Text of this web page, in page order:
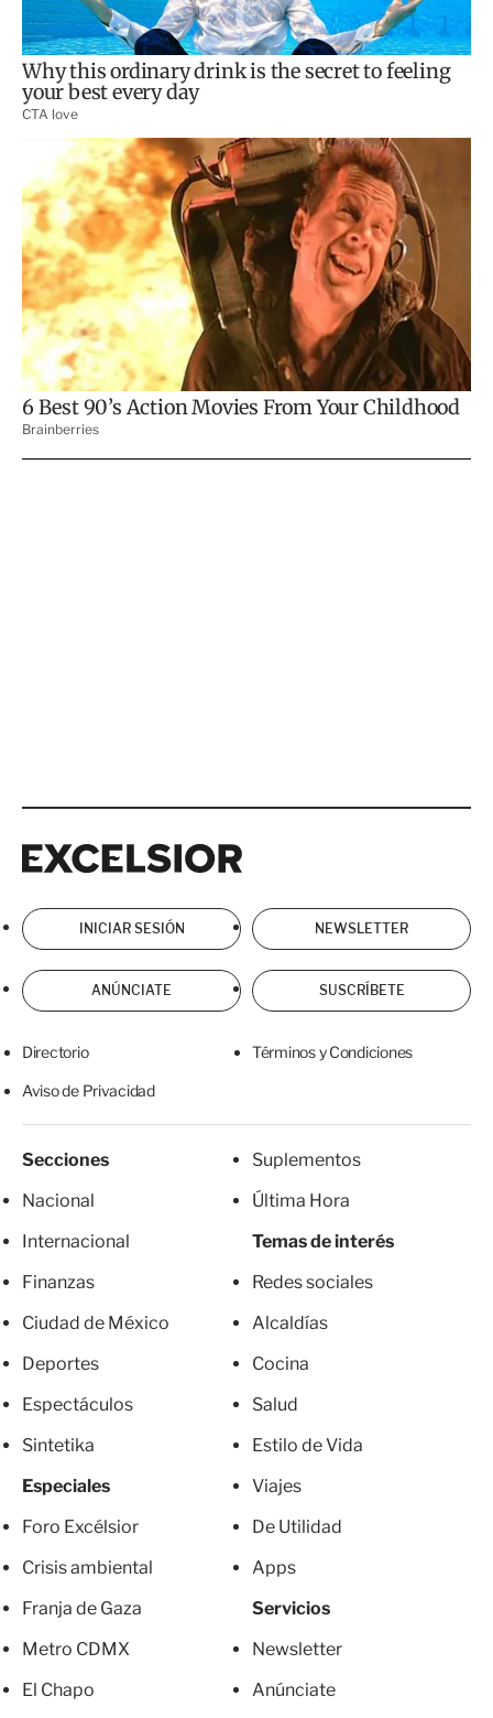
INICIAR SESIÓN NEWSLETTER
ANÚNCIATE SUSCRÍBETE
Directorio Términos y Condiciones
Aviso de Privacidad
Secciones
Nacional
Internacional
Finanzas
Ciudad de México
Deportes
Espectáculos
Sintetika
Especiales
Foro Excélsior
Crisis ambiental
Franja de Gaza
Metro CDMX
El Chapo
Suplementos
Última Hora
Temas de interés
Redes sociales
Alcaldías
Cocina
Salud
Estilo de Vida
Viajes
De Utilidad
Apps
Servicios
Newsletter
Anúnciate